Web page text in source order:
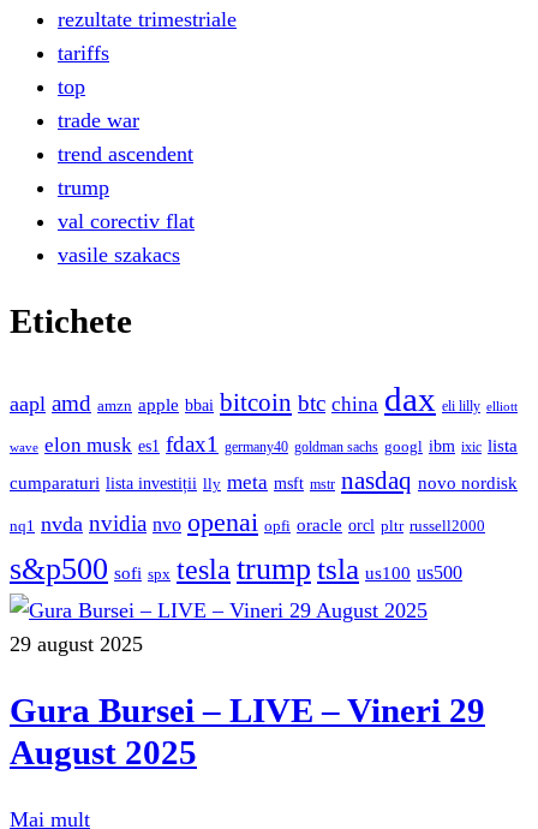
rezultate trimestriale
tariffs
top
trade war
trend ascendent
trump
val corectiv flat
vasile szakacs
Etichete
aapl amd amzn apple bbai bitcoin btc china dax eli lilly elliott
wave elon musk es1 fdax1 germany40 goldman sachs googl ibm ixic lista
cumparaturi lista investiții lly meta msft mstr nasdaq novo nordisk
nq1 nvda nvidia nvo openai opfi oracle orcl pltr russell2000
s&p500 sofi spx tesla trump tsla us100 us500
29 august 2025
Gura Bursei – LIVE – Vineri 29
August 2025
Mai mult